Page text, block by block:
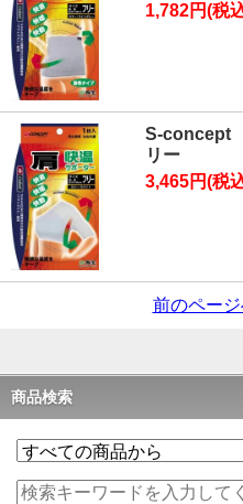
1,782円(税
S-concept
リー
3,465円(税
前のペー
商品検索